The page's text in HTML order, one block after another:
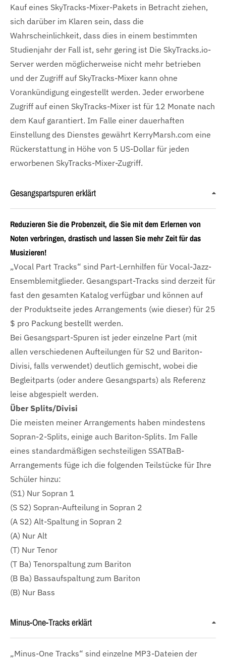
Kauf eines SkyTracks-Mixer-Pakets in Betracht ziehen,
sich darüber im Klaren sein, dass die
Wahrscheinlichkeit, dass dies in einem bestimmten
Studienjahr der Fall ist, sehr gering ist Die SkyTracks.io-
Server werden möglicherweise nicht mehr betrieben
und der Zugriff auf SkyTracks-Mixer kann ohne
Vorankündigung eingestellt werden. Jeder erworbene
Zugriff auf einen SkyTracks-Mixer ist für 12 Monate nach
dem Kauf garantiert. Im Falle einer dauerhaften
Einstellung des Dienstes gewährt KerryMarsh.com eine
Rückerstattung in Höhe von 5 US-Dollar für jeden
erworbenen SkyTracks-Mixer-Zugriff.
Gesangspartspuren erklärt
Reduzieren Sie die Probenzeit, die Sie mit dem Erlernen von
Noten verbringen, drastisch und lassen Sie mehr Zeit für das
Musizieren!
„Vocal Part Tracks“ sind Part-Lernhilfen für Vocal-Jazz-
Ensemblemitglieder. Gesangspart-Tracks sind derzeit für
fast den gesamten Katalog verfügbar und können auf
der Produktseite jedes Arrangements (wie dieser) für 25
$ pro Packung bestellt werden.
Bei Gesangspart-Spuren ist jeder einzelne Part (mit
allen verschiedenen Aufteilungen für S2 und Bariton-
Divisi, falls verwendet) deutlich gemischt, wobei die
Begleitparts (oder andere Gesangsparts) als Referenz
leise abgespielt werden.
Über Splits/Divisi
Die meisten meiner Arrangements haben mindestens
Sopran-2-Splits, einige auch Bariton-Splits. Im Falle
eines standardmäßigen sechsteiligen SSATBaB-
Arrangements füge ich die folgenden Teilstücke für Ihre
Schüler hinzu:
(S1) Nur Sopran 1
(S S2) Sopran-Aufteilung in Sopran 2
(A S2) Alt-Spaltung in Sopran 2
(A) Nur Alt
(T) Nur Tenor
(T Ba) Tenorspaltung zum Bariton
(B Ba) Bassaufspaltung zum Bariton
(B) Nur Bass
Minus-One-Tracks erklärt
„Minus-One Tracks“ sind einzelne MP3-Dateien der